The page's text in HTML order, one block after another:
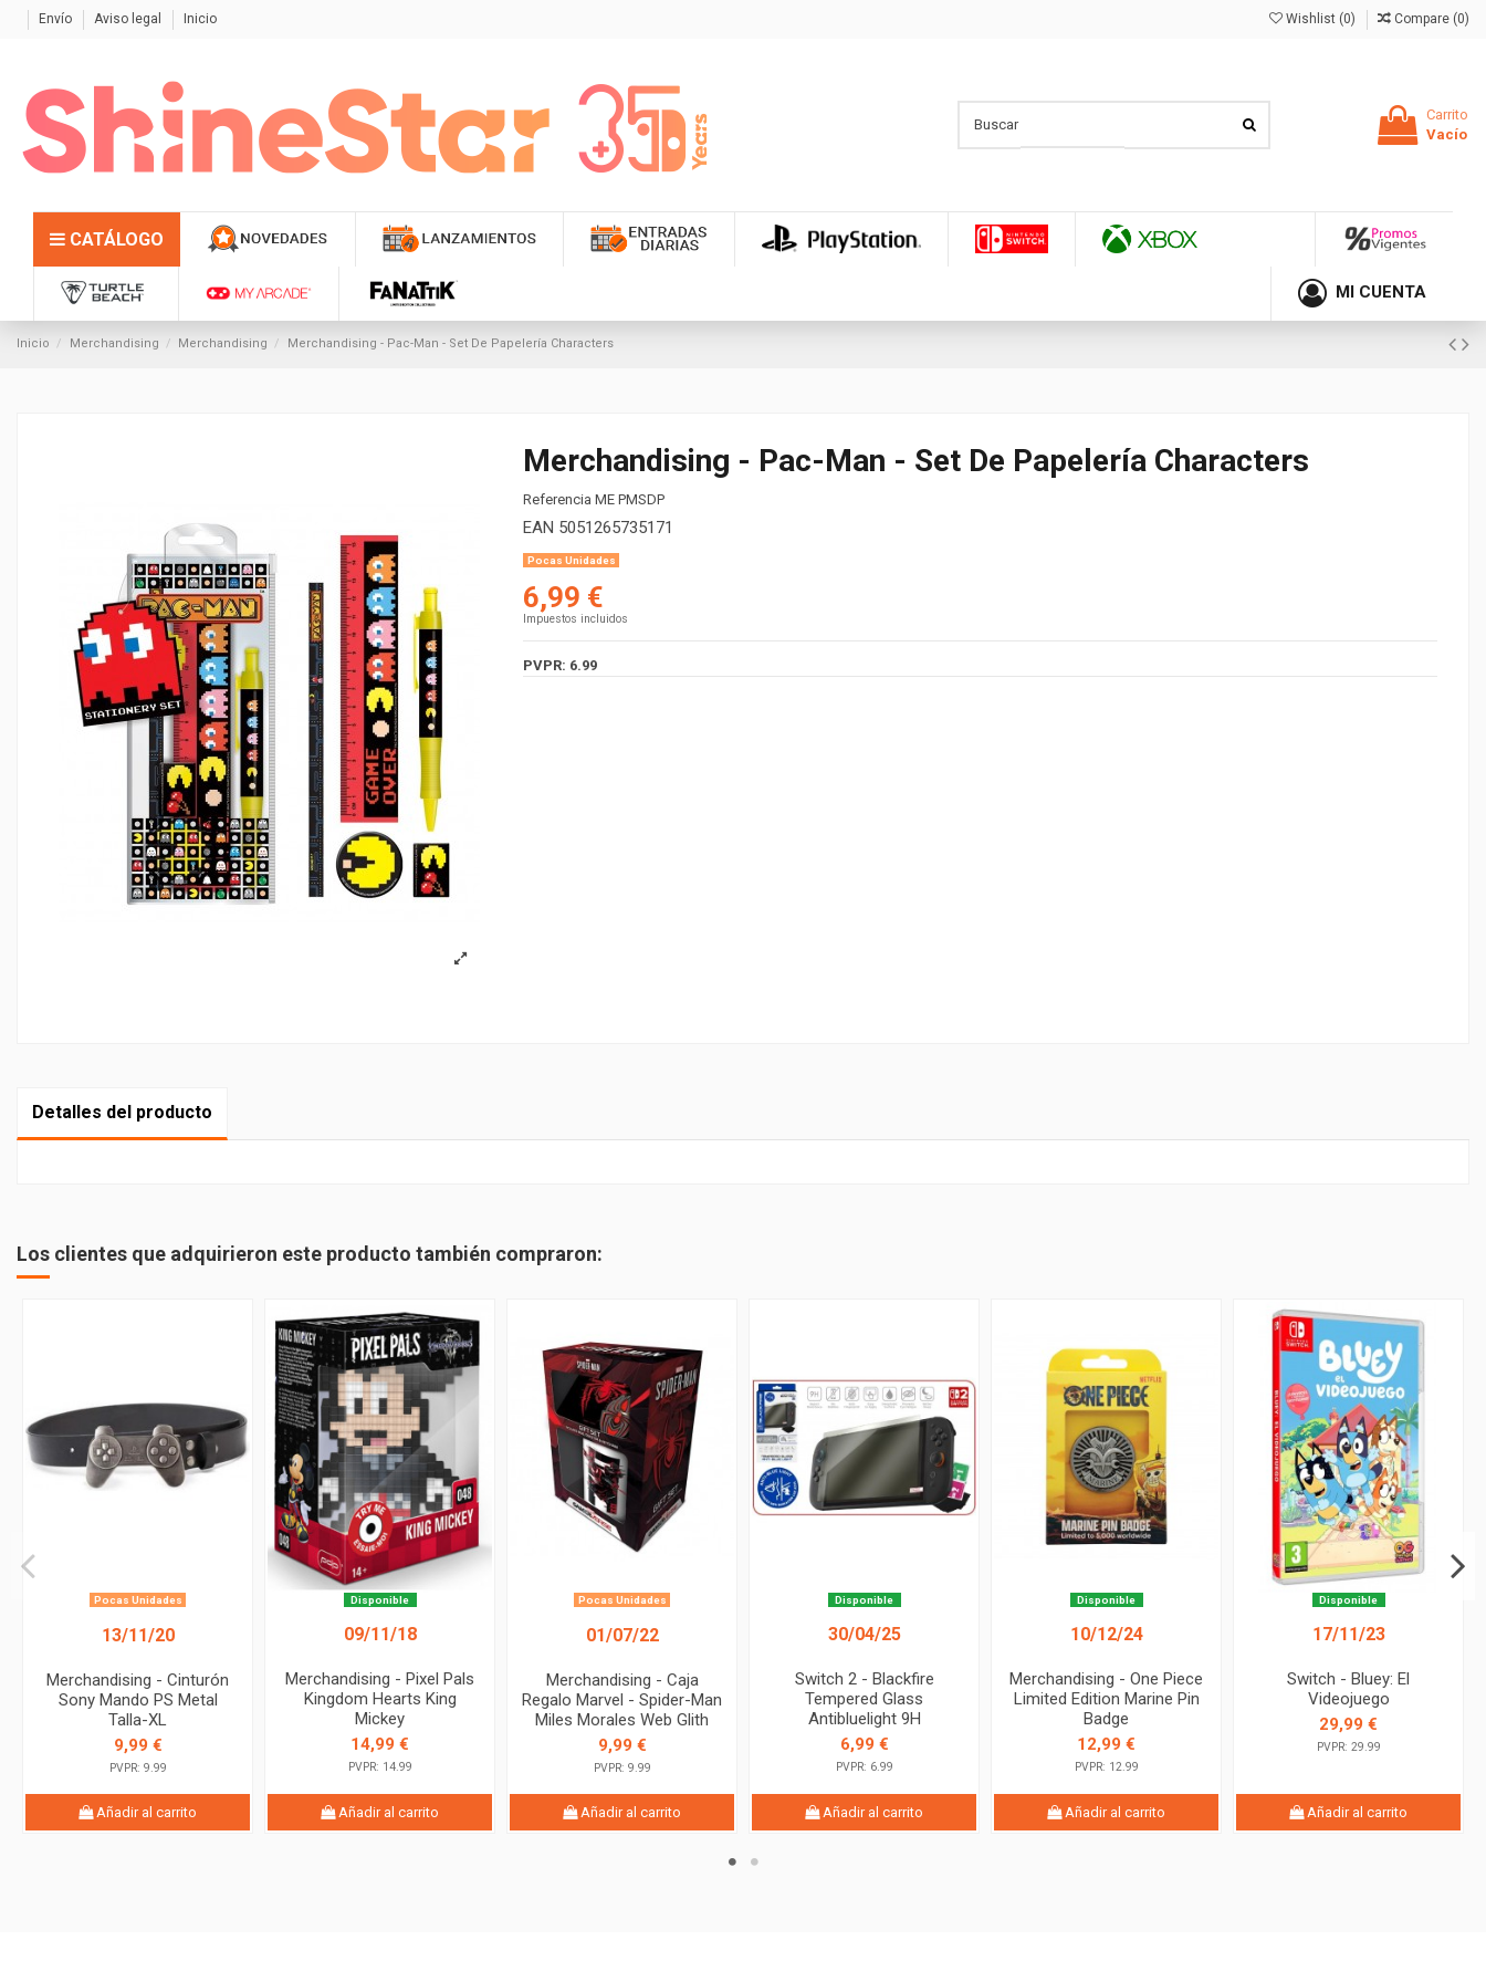
Envío Aviso legal Inicio Wishlist (0) Compare (0)
Carrito
Vacío
CATÁLOGO
MI CUENTA
Inicio Merchandising Merchandising Merchandising - Pac-Man - Set De Papelería Characters
Merchandising - Pac-Man - Set De Papelería Characters
Referencia ME PMSDP
EAN 5051265735171
Pocas Unidades
6,99 €
Impuestos incluidos
PVPR: 6.99
Detalles del producto
Los clientes que adquirieron este producto también compraron:
Pocas Unidades
13/11/20
Merchandising - Cinturón
Sony Mando PS Metal
Talla-XL
9,99 €
PVPR: 9.99
Añadir al carrito
Disponible
09/11/18
Merchandising - Pixel Pals
Kingdom Hearts King
Mickey
14,99 €
PVPR: 14.99
Añadir al carrito
Pocas Unidades
01/07/22
Merchandising - Caja
Regalo Marvel - Spider-Man
Miles Morales Web Glith
9,99 €
PVPR: 9.99
Añadir al carrito
Disponible
30/04/25
Switch 2 - Blackfire
Tempered Glass
Antibluelight 9H
6,99 €
PVPR: 6.99
Añadir al carrito
Disponible
10/12/24
Merchandising - One Piece
Limited Edition Marine Pin
Badge
12,99 €
PVPR: 12.99
Añadir al carrito
Disponible
17/11/23
Switch - Bluey: El
Videojuego
29,99 €
PVPR: 29.99
Añadir al carrito